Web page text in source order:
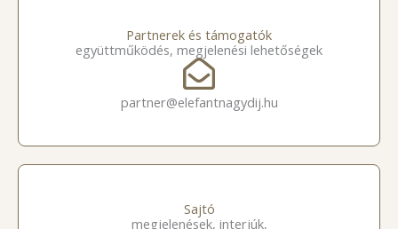
Partnerek és támogatók
együttműködés, megjelenési lehetőségek
partner@elefantnagydij.hu
Sajtó
megjelenések, interjúk,